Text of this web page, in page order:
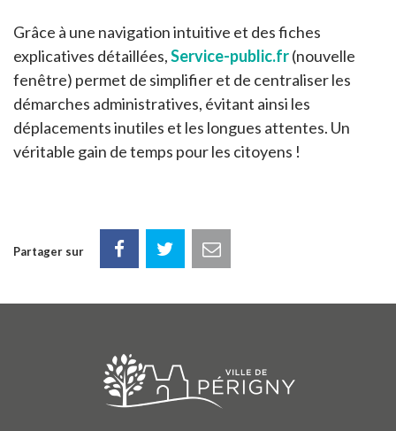
Grâce à une navigation intuitive et des fiches
explicatives détaillées,Service-public.fr(nouvelle
fenêtre) permet de simplifier et de centraliser les
démarches administratives, évitant ainsi les
déplacements inutiles et les longues attentes. Un
véritable gain de temps pour les citoyens !
Partager sur